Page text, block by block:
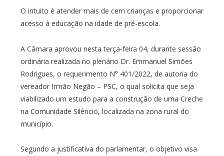
O intuito é atender mais de cem crianças e proporcionar
acesso à educação na idade de pré-escola.
A Câmara aprovou nesta terça-feira 04, durante sessão
ordinária realizada no plenário Dr. Emmanuel Simões
Rodrigues, o requerimento N° 401/2022, de autoria do
vereador Irmão Negão – PSC, o qual solicita que seja
viabilizado um estudo para a construção de uma Creche
na Comunidade Silêncio, localizada na zona rural do
município.
Segundo a justificativa do parlamentar, o objetivo visa